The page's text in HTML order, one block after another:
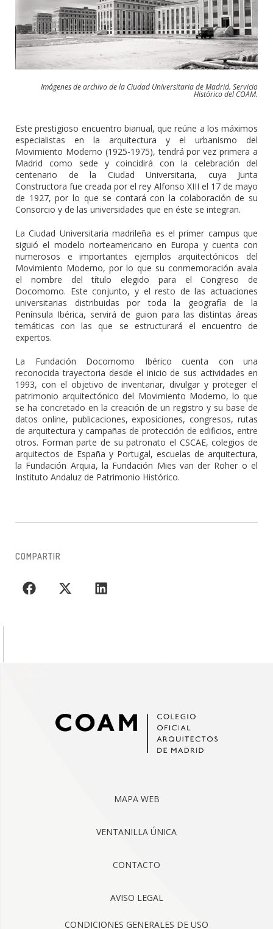
Imágenes de archivo de la Ciudad Universitaria de Madrid. Servicio
Histórico del COAM.
Este prestigioso encuentro bianual, que reúne a los máximos
especialistas en la arquitectura y el urbanismo del
Movimiento Moderno (1925-1975), tendrá por vez primera a
Madrid como sede y coincidirá con la celebración del
centenario de la Ciudad Universitaria, cuya Junta
Constructora fue creada por el rey Alfonso XIII el 17 de mayo
de 1927, por lo que se contará con la colaboración de su
Consorcio y de las universidades que en éste se integran.
La Ciudad Universitaria madrileña es el primer campus que
siguió el modelo norteamericano en Europa y cuenta con
numerosos e importantes ejemplos arquitectónicos del
Movimiento Moderno, por lo que su conmemoración avala
el nombre del título elegido para el Congreso de
Docomomo. Este conjunto, y el resto de las actuaciones
universitarias distribuidas por toda la geografía de la
Península Ibérica, servirá de guion para las distintas áreas
temáticas con las que se estructurará el encuentro de
expertos.
La Fundación Docomomo Ibérico cuenta con una
reconocida trayectoria desde el inicio de sus actividades en
1993, con el objetivo de inventariar, divulgar y proteger el
patrimonio arquitectónico del Movimiento Moderno, lo que
se ha concretado en la creación de un registro y su base de
datos online, publicaciones, exposiciones, congresos, rutas
de arquitectura y campañas de protección de edificios, entre
otros. Forman parte de su patronato el CSCAE, colegios de
arquitectos de España y Portugal, escuelas de arquitectura,
la Fundación Arquia, la Fundación Mies van der Roher o el
Instituto Andaluz de Patrimonio Histórico.
COMPARTIR
MAPA WEB
VENTANILLA ÚNICA
CONTACTO
AVISO LEGAL
CONDICIONES GENERALES DE USO